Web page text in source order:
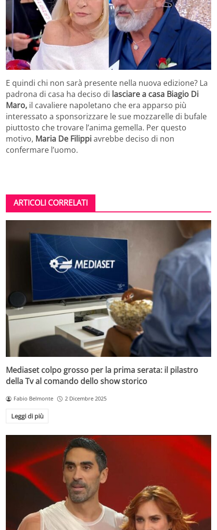
E quindi chi non sarà presente nella nuova edizione? La
padrona di casa ha deciso di lasciare a casa Biagio Di
Maro, il cavaliere napoletano che era apparso più
interessato a sponsorizzare le sue mozzarelle di bufale
piuttosto che trovare l’anima gemella. Per questo
motivo, Maria De Filippiavrebbe deciso di non
confermare l’uomo.
ARTICOLI CORRELATI
Mediaset colpo grosso per la prima serata: il pilastro
della Tv al comando dello show storico
Fabio Belmonte 2 Dicembre 2025
Leggi di più